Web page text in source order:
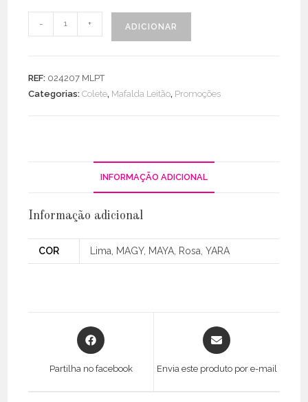
Quantidade
de
- + ADICIONAR
REF: 024207 MLPT
Categorias:Colete, Mafalda Leitão, Promoções
INFORMAÇÃO ADICIONAL
Informação adicional
COR Lima, MAGY, MAYA, Rosa, YARA
Opens
in
Partilha no facebook
Opens
in
Envia este produto por e-mail